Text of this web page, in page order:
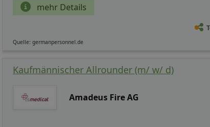
mehr Details
Quelle: germanpersonnel.de
Kaufmännischer Allrounder (m/ w/ d)
Amadeus Fire AG